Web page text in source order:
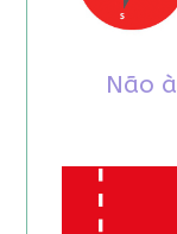
Não